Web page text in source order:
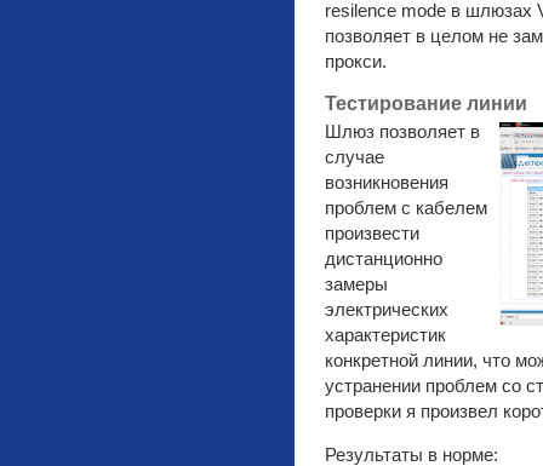
resilence mode в шлюзах
позволяет в целом не
прокси.
Тестирование линии
Шлюз позволяет в
случае
возникновения
проблем с кабелем
произвести
дистанционно
замеры
электрических
характеристик
конкретной линии, что
устранении проблем со
проверки я произвел
Результаты в норме: